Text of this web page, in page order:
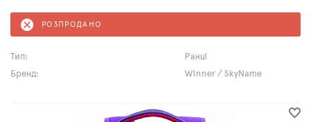
РОЗПРОДАНО
Тип:
Ранці
Бренд:
Winner / SkyName